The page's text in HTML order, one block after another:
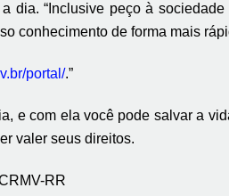
dia. “Inclusive peço à sociedade
conhecimento de forma mais
portal/.”
e com ela você pode salvar a
valer seus direitos.
RR